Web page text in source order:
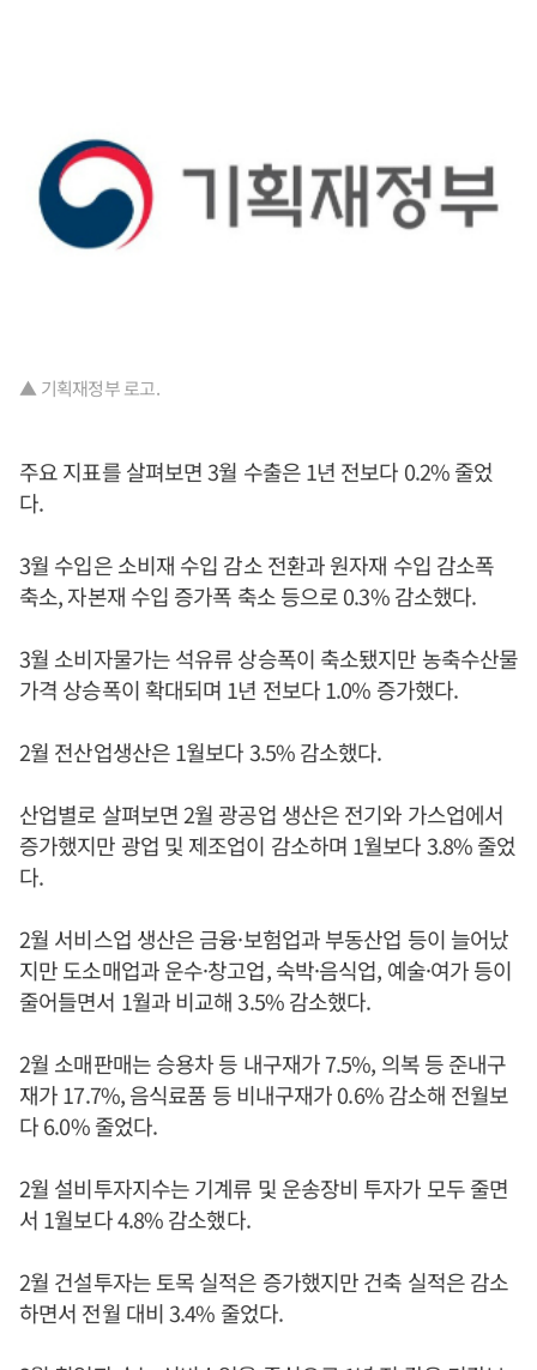
▲ 기획재정부 로고.
주요 지표를 살펴보면 3월 수출은 1년 전보다 0.2% 줄었
다.
3월 수입은 소비재 수입 감소 전환과 원자재 수입 감소폭
축소, 자본재 수입 증가폭 축소 등으로 0.3% 감소했다.
3월 소비자물가는 석유류 상승폭이 축소됐지만 농축수산물
가격 상승폭이 확대되며 1년 전보다 1.0% 증가했다.
2월 전산업생산은 1월보다 3.5% 감소했다.
산업별로 살펴보면 2월 광공업 생산은 전기와 가스업에서
증가했지만 광업 및 제조업이 감소하며 1월보다 3.8% 줄었
다.
2월 서비스업 생산은 금융·보험업과 부동산업 등이 늘어났
지만 도소매업과 운수·창고업, 숙박·음식업, 예술·여가 등이
줄어들면서 1월과 비교해 3.5% 감소했다.
2월 소매판매는 승용차 등 내구재가 7.5%, 의복 등 준내구
재가 17.7%, 음식료품 등 비내구재가 0.6% 감소해 전월보
다 6.0% 줄었다.
2월 설비투자지수는 기계류 및 운송장비 투자가 모두 줄면
서 1월보다 4.8% 감소했다.
2월 건설투자는 토목 실적은 증가했지만 건축 실적은 감소
하면서 전월 대비 3.4% 줄었다.